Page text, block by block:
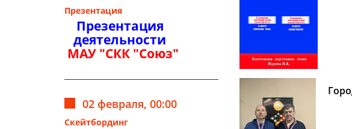
Презентация
Презентация
деятельности
МАУ "СКК "Союз"
02 февраля, 00:00
Скейтбординг